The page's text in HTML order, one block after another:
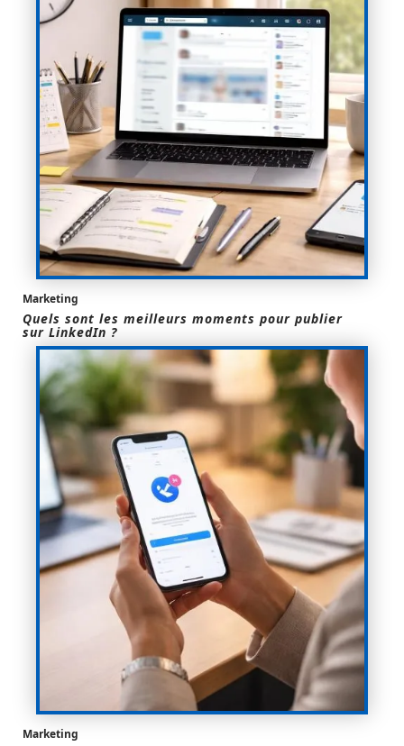
Marketing
Quels sont les meilleurs moments pour publier
sur LinkedIn ?
Marketing